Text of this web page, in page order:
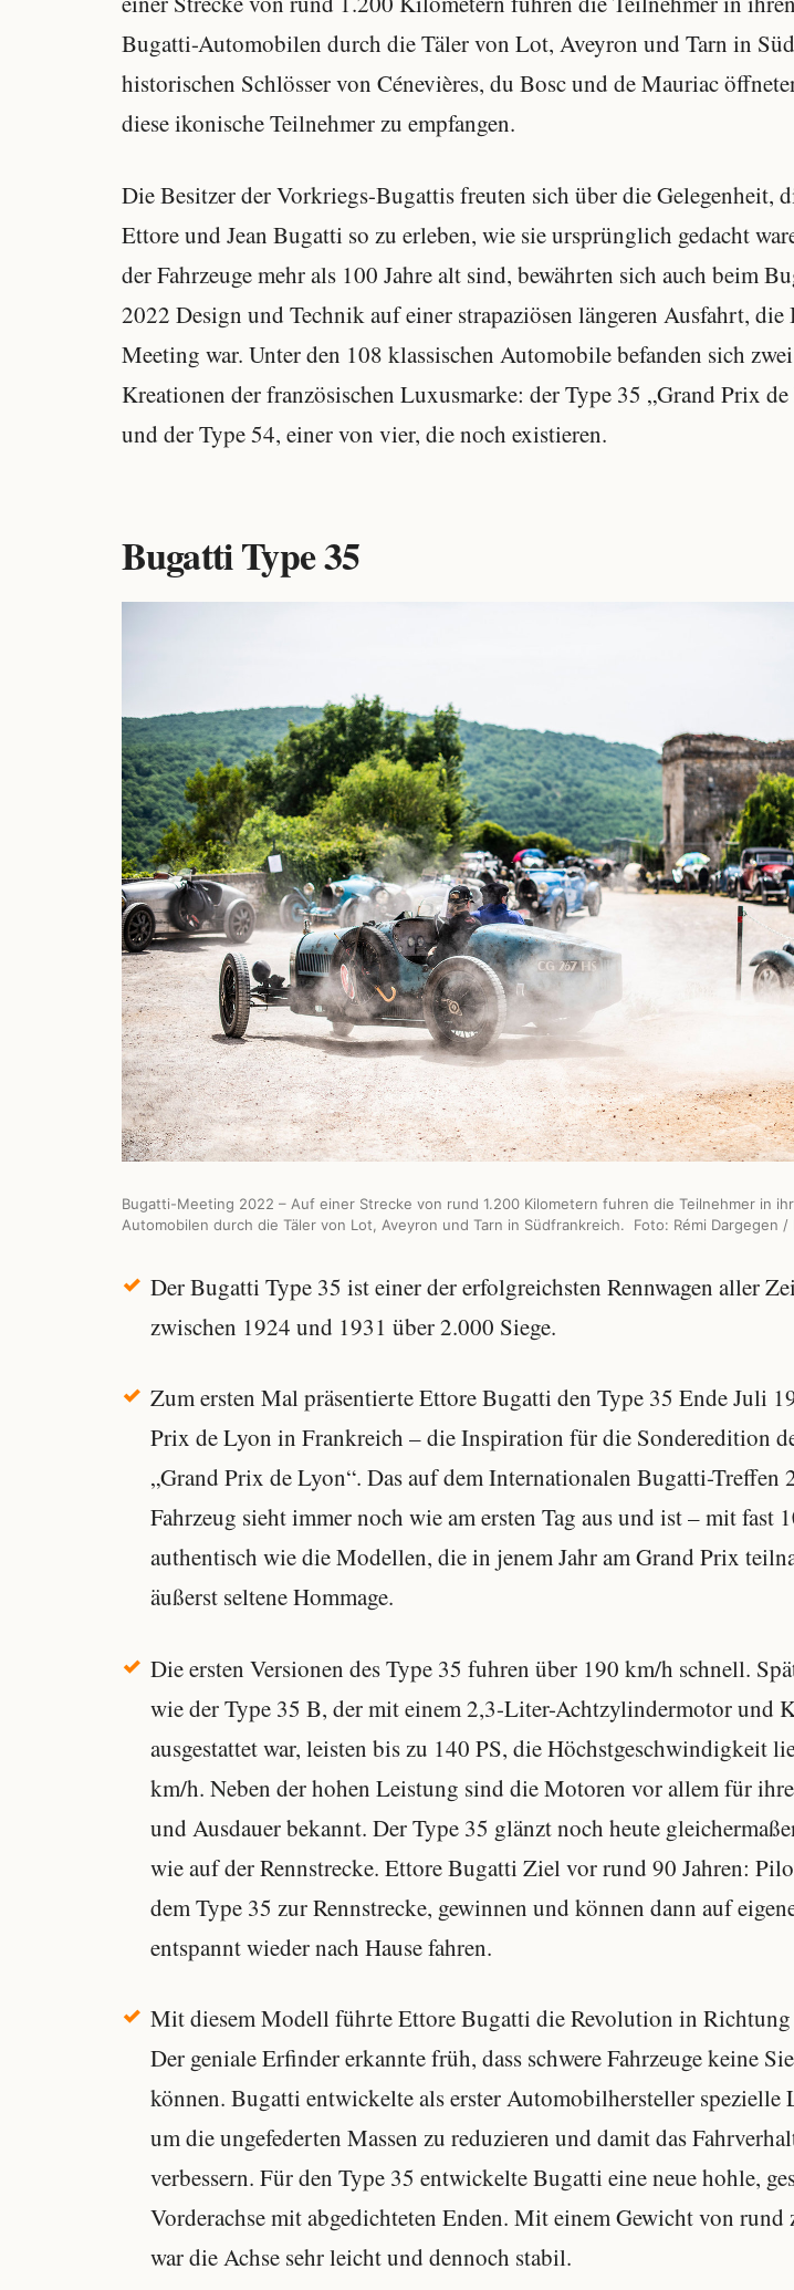
Bugatti-Automobilen durch die Täler von Lot, Aveyron und Tarn in
historischen Schlösser von Cénevières, du Bosc und de Mauriac
diese ikonische Teilnehmer zu empfangen.
Die Besitzer der Vorkriegs-Bugattis freuten sich über die Gelegenheit,
Ettore und Jean Bugatti so zu erleben, wie sie ursprünglich gedacht
der Fahrzeuge mehr als 100 Jahre alt sind, bewährten sich auch beim
2022 Design und Technik auf einer strapaziösen längeren Ausfahrt, die
Meeting war. Unter den 108 klassischen Automobile befanden sich
Kreationen der französischen Luxusmarke: der Type 35 „Grand Prix
und der Type 54, einer von vier, die noch existieren.
Bugatti Type 35
Bugatti-Meeting 2022 – Auf einer Strecke von rund 1.200 Kilometern fuhren die Teilnehmer in
Automobilen durch die Täler von Lot, Aveyron und Tarn in Südfrankreich. Foto: Rémi Dargegen /
Der Bugatti Type 35 ist einer der erfolgreichsten Rennwagen aller
zwischen 1924 und 1931 über 2.000 Siege.
Zum ersten Mal präsentierte Ettore Bugatti den Type 35 Ende Juli
Prix de Lyon in Frankreich – die Inspiration für die Sonderedition
„Grand Prix de Lyon“. Das auf dem Internationalen Bugatti-Treffen
Fahrzeug sieht immer noch wie am ersten Tag aus und ist – mit fast
authentisch wie die Modellen, die in jenem Jahr am Grand Prix
äußerst seltene Hommage.
Die ersten Versionen des Type 35 fuhren über 190 km/h schnell.
wie der Type 35 B, der mit einem 2,3-Liter-Achtzylindermotor und
ausgestattet war, leisten bis zu 140 PS, die Höchstgeschwindigkeit
km/h. Neben der hohen Leistung sind die Motoren vor allem für
und Ausdauer bekannt. Der Type 35 glänzt noch heute
wie auf der Rennstrecke. Ettore Bugatti Ziel vor rund 90 Jahren:
dem Type 35 zur Rennstrecke, gewinnen und können dann auf
entspannt wieder nach Hause fahren.
Mit diesem Modell führte Ettore Bugatti die Revolution in Richtung
Der geniale Erfinder erkannte früh, dass schwere Fahrzeuge keine
können. Bugatti entwickelte als erster Automobilhersteller spezielle
um die ungefederten Massen zu reduzieren und damit das
verbessern. Für den Type 35 entwickelte Bugatti eine neue hohle,
Vorderachse mit abgedichteten Enden. Mit einem Gewicht von
war die Achse sehr leicht und dennoch stabil.